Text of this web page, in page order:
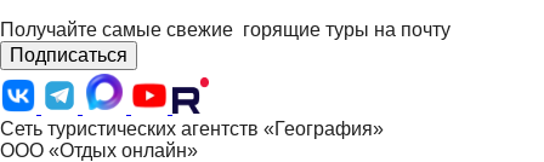
Получайте самые свежие горящие туры на почту
Подписаться
Сеть туристических агентств «География»
ООО «Отдых онлайн»